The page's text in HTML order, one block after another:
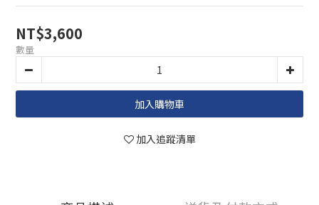
NT$3,600
數量
加入購物車
加入追蹤清單